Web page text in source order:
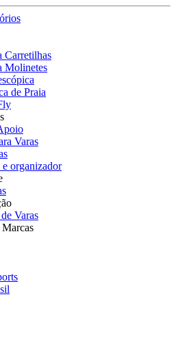
Carretilhas
Molinetes
de Praia
Varas
e organizador
Varas